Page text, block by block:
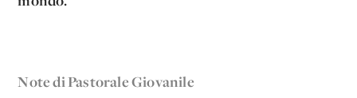
Note di Pastorale Giovanile